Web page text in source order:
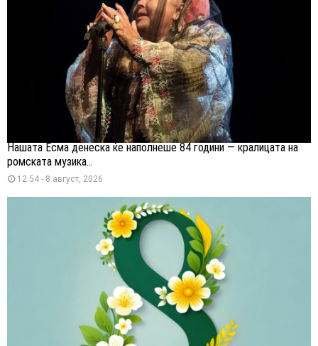
Нашата Есма денеска ќе наполнеше 84 години — кралицата на
ромската музика...
12:54 - 8 август, 2026